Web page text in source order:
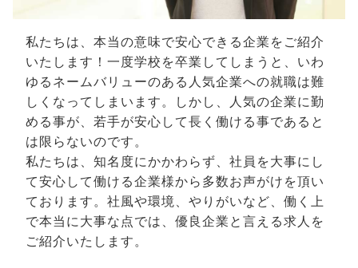
私たちは、本当の意味で安心できる企業をご紹介
いたします！一度学校を卒業してしまうと、いわ
ゆるネームバリューのある人気企業への就職は難
しくなってしまいます。しかし、人気の企業に勤
める事が、若手が安心して長く働ける事であると
は限らないのです。
私たちは、知名度にかかわらず、社員を大事にし
て安心して働ける企業様から多数お声がけを頂い
ております。社風や環境、やりがいなど、働く上
で本当に大事な点では、優良企業と言える求人を
ご紹介いたします。